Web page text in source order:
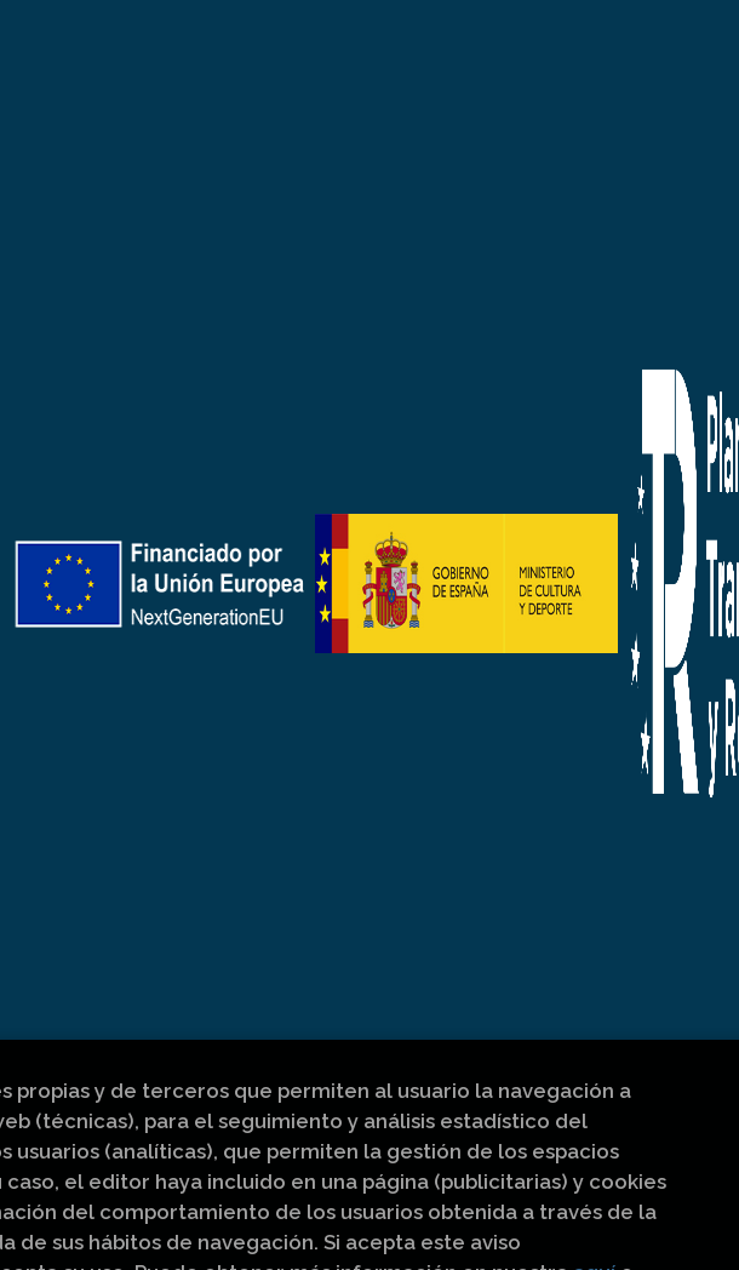
propias y de terceros que permiten al usuario la navegación a
(técnicas), para el seguimiento y análisis estadístico del
usuarios (analíticas), que permiten la gestión de los espacios
caso, el editor haya incluido en una página (publicitarias) y cookies
del comportamiento de los usuarios obtenida a través de la
de sus hábitos de navegación. Si acepta este aviso